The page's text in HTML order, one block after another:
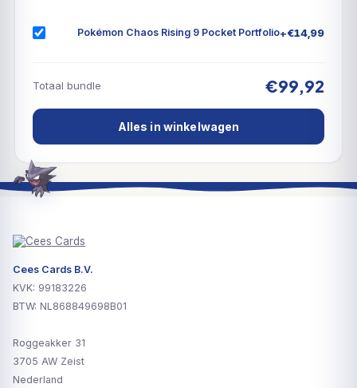
packs om dit uitzonderlijke feest compleet te maken.
Pokémon Chaos Rising 9 Pocket Portfolio+€14,99
Totaal bundle €99,92
Alles in winkelwagen
Cees Cards B.V.
KVK: 99183226
BTW: NL868849698B01
Roggeakker 31
3705 AW Zeist
Nederland